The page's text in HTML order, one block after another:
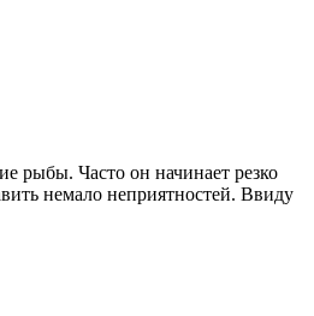
рыбы. Часто он начинает резко
немало неприятностей. Ввиду